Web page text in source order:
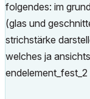
folgendes: im
(glas und
strichstärke
welches ja